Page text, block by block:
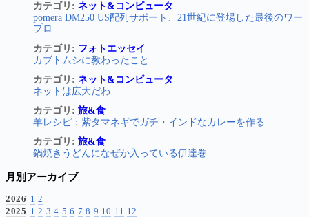
pomera DM250 US配列サポート、21世紀に登場した最後のワー
プロ
カテゴリ: ネット&コンピュータ
カブトムシに教わったこと
カテゴリ: フォトエッセイ
ネットは広大だわ
カテゴリ: ネット&コンピュータ
羊レシピ：紫タマネギでガチ・インドなカレーを作る
カテゴリ: 旅&食
鍋焼きうどんになぜか入っている伊達巻
カテゴリ: 旅&食
月別アーカイブ
2026 1 2
2025 1 2 3 4 5 6 7 8 9 10 11 12